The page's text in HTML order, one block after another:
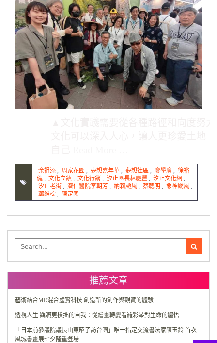
余祖添 , 周家花園 , 夢想嘉年華 , 夢想社區 , 廖學廣 , 徐裕
健 , 文化立鎮 , 文化行銷 , 汐止區長林慶豐 , 汐止文化網 ,
汐止老街 , 濟仁醫院李朝芳 , 納莉颱風 , 蔡聰明 , 象神颱風 ,
鄭維棕 , 陳定國
for:
推薦文章
藝術結合MR混合虛實科技 創造新的創作與觀賞的體驗
透視人生 觀照更樸拙的自我：從繪畫轉變看羅彩琴對生命的體悟
「日本前參議院議長山東昭子訪台團」唯一指定交流書法家陳玉鈴 首次
風城書畫展七夕隆重登場